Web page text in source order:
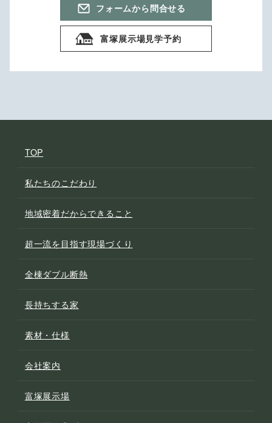
フォームから問合せる
富塚展示場見学予約
TOP
私たちのこだわり
地域密着だからできること
超一流を目指す現場づくり
全棟ダブル断熱
長持ちする家
素材・仕様
会社案内
富塚展示場